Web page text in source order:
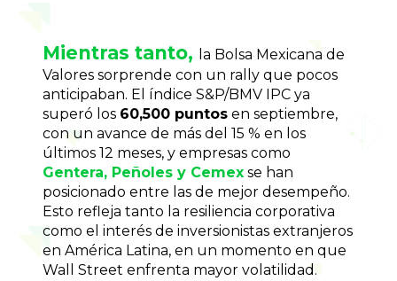
Mientras tanto,
la Bolsa Mexicana de
Valores sorprende con un rally que pocos
anticipaban. El índice S&P/BMV IPC ya
superó los 60,500 puntos en septiembre,
con un avance de más del 15 % en los
Gentera, Peñoles y Cemex se han
posicionado entre las de mejor desempeño.
Esto refleja tanto la resiliencia corporativa
como el interés de inversionistas extranjeros
en América Latina, en un momento en que
Wall Street enfrenta mayor volatilidad.